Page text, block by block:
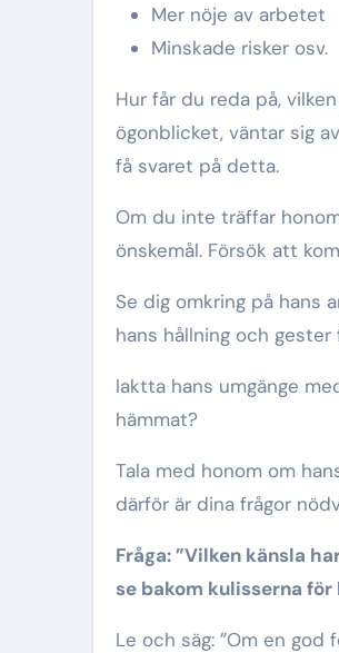
Mer nöje av arbetet
Minskade risker osv.
Hur får du reda på,
ögonblicket, väntar sig
få svaret på detta.
Om du inte träffar
önskemål. Försök att
Se dig omkring på hans
hans hållning och
Iaktta hans umgänge
hämmat?
Tala med honom om
därför är dina frågor
Fråga: ”Vilken känsla
se bakom kulisserna för
Le och säg: ”Om en